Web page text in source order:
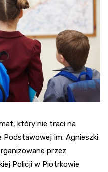
który nie traci na
Podstawowej im. Agnieszki
przez
Policji w Piotrkowie